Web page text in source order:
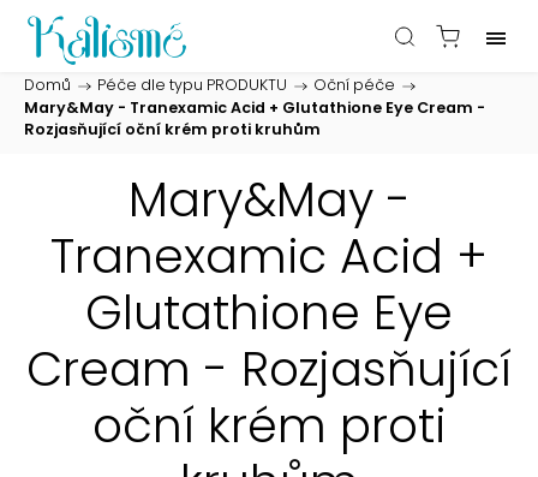
Domů / Péče dle typu PRODUKTU / Oční péče /
Mary&May - Tranexamic Acid + Glutathione Eye Cream -
Rozjasňující oční krém proti kruhům
Mary&May -
Tranexamic Acid +
Glutathione Eye
Cream - Rozjasňující
oční krém proti